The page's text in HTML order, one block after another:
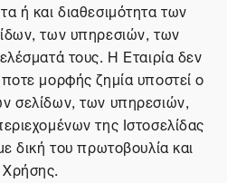
ή και διαθεσιμότητα των
των υπηρεσιών, των
τους. Η Εταιρία δεν
μορφής ζημία υποστεί ο
σελίδων, των υπηρεσιών,
της Ιστοσελίδας
δική του πρωτοβουλία και